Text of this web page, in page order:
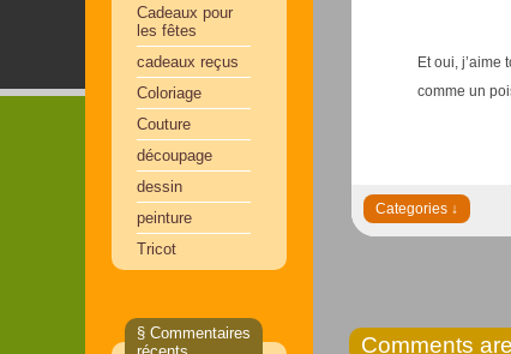
Cadeaux pour
les fêtes
cadeaux reçus
Coloriage
Couture
découpage
dessin
peinture
Tricot
§ Commentaires
Et oui,
comme un
Comments